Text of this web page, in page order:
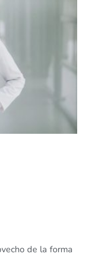
de la forma